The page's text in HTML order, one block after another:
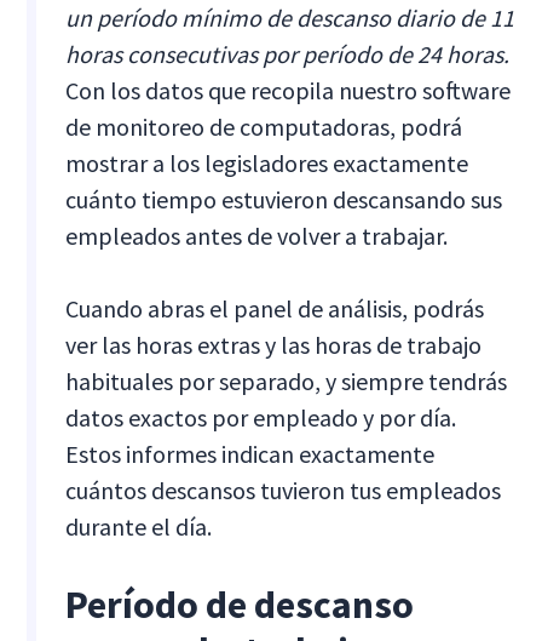
un período mínimo de descanso diario de 11
horas consecutivas por período de 24 horas.
Con los datos que recopila nuestro software
de monitoreo de computadoras, podrá
mostrar a los legisladores exactamente
cuánto tiempo estuvieron descansando sus
empleados antes de volver a trabajar.
Cuando abras el panel de análisis, podrás
ver las horas extras y las horas de trabajo
habituales por separado, y siempre tendrás
datos exactos por empleado y por día.
Estos informes indican exactamente
cuántos descansos tuvieron tus empleados
durante el día.
Período de descanso